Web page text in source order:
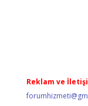
Reklam ve